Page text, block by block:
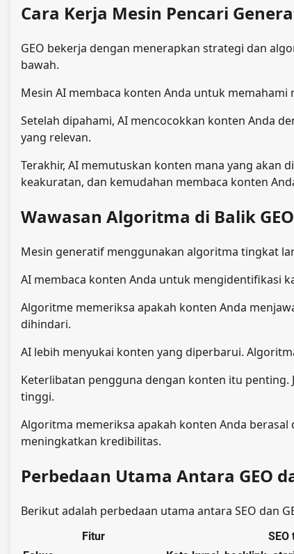
Cara Kerja Mesin Pencari
GEO bekerja dengan menerapkan strategi dan
bawah.
Mesin AI membaca konten Anda untuk
Setelah dipahami, AI mencocokkan konten Anda
yang relevan.
Terakhir, AI memutuskan konten mana yang akan
keakuratan, dan kemudahan membaca konten
Wawasan Algoritma di Balik GEO
Mesin generatif menggunakan algoritma tingkat
AI membaca konten Anda untuk mengidentifikasi
Algoritme memeriksa apakah konten Anda
dihindari.
AI lebih menyukai konten yang diperbarui.
Keterlibatan pengguna dengan konten itu
tinggi.
Algoritma memeriksa apakah konten Anda
meningkatkan kredibilitas.
Perbedaan Utama Antara GEO
Berikut adalah perbedaan utama antara SEO dan
Fitur